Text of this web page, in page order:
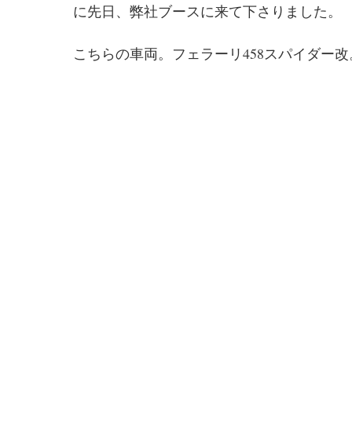
に先日、弊社ブースに来て下さりました。
こちらの車両。フェラーリ458スパイダー